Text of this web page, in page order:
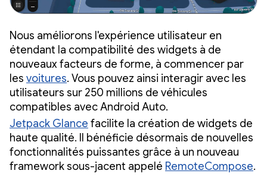
Nous améliorons l'expérience utilisateur en
étendant la compatibilité des widgets à de
nouveaux facteurs de forme, à commencer par
les voitures. Vous pouvez ainsi interagir avec les
utilisateurs sur 250 millions de véhicules
compatibles avec Android Auto.
Jetpack Glance facilite la création de widgets de
haute qualité. Il bénéficie désormais de nouvelles
fonctionnalités puissantes grâce à un nouveau
framework sous-jacent appelé RemoteCompose.